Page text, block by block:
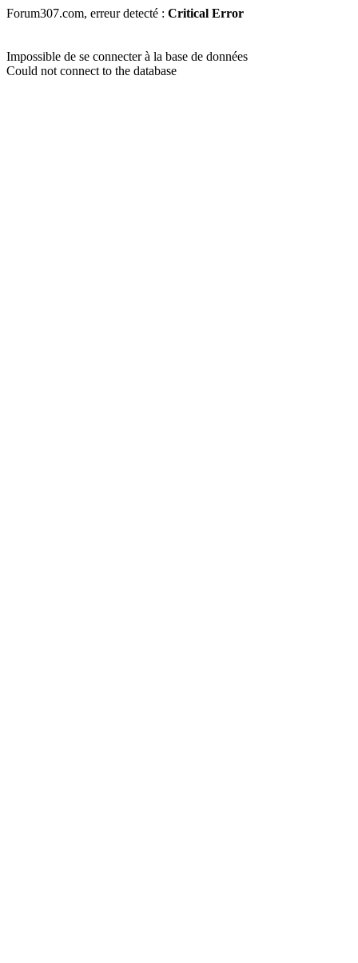
Forum307.com, erreur detecté : Critical Error
Impossible de se connecter à la base de données
Could not connect to the database